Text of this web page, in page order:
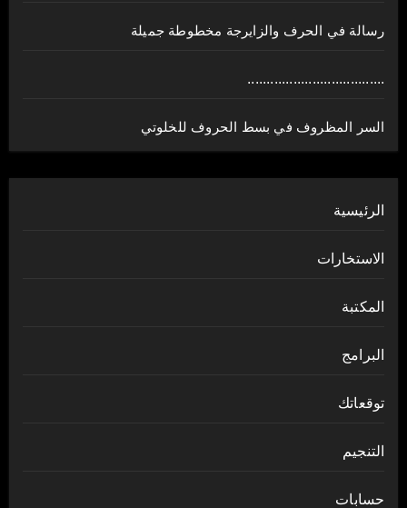
رسالة في الحرف والزايرجة مخطوطة جميلة
....................................
السر المظروف في بسط الحروف للخلوتي
الرئيسية
الاستخارات
المكتبة
البرامج
توقعاتك
التنجيم
حسابات